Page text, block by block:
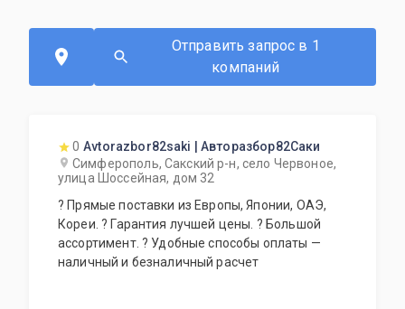
Отправить запрос в 1
компаний
0 Avtorazbor82saki | Авторазбор82Саки
Симферополь, Сакский р-н, село Червоное,
улица Шоссейная, дом 32
? Прямые поставки из Европы, Японии, ОАЭ,
Кореи. ? Гарантия лучшей цены. ? Большой
ассортимент. ? Удобные способы оплаты —
наличный и безналичный расчет